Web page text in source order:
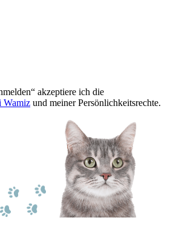
akzeptiere ich die
Wamiz und meiner Persönlichkeitsrechte.